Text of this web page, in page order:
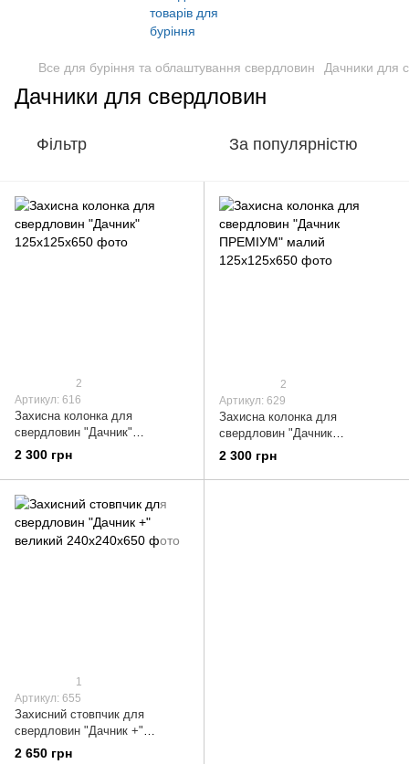
Все для буріння та облаштування свердловин Дачники для
Дачники для свердловин
Фільтр За популярністю
2
Артикул: 616
Захисна колонка для
свердловин "Дачник"
125х125х650
2 300 грн
2
Артикул: 629
Захисна колонка для
свердловин "Дачник
ПРЕМІУМ" малий 125х125х650
2 300 грн
1
Артикул: 655
Захисний стовпчик для
свердловин "Дачник +"
великий 240х240х650
2 650 грн